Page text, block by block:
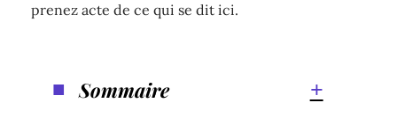
prenez acte de ce qui se dit ici.
Sommaire